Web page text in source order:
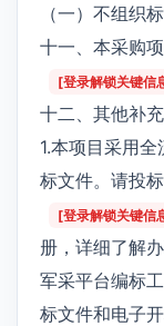
（一）不组织
十一、本采购
[登录解锁关键信
十二、其他补
1.本项目采用
标文件。请投
[登录解锁关键信
册，详细了解
军采平台编标
标文件和电子